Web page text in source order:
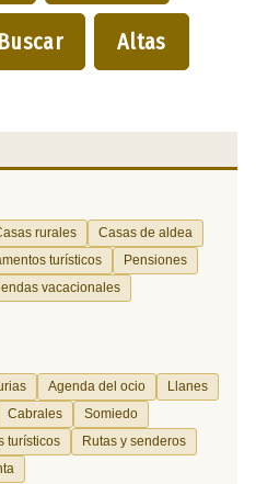
Buscar Altas